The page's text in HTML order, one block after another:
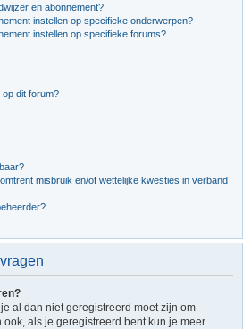
en abonnement?
instellen op specifieke onderwerpen?
instellen op specifieke forums?
op dit forum?
misbruik en/of wettelijke kwesties in verband
al dan niet geregistreerd moet zijn om
als je geregistreerd bent kun je meer